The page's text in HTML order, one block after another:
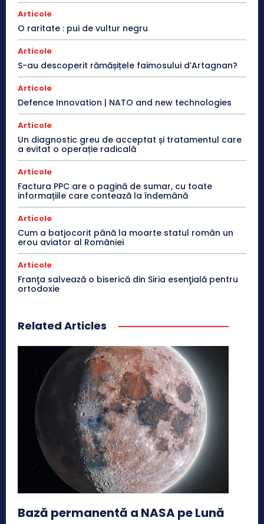
Articole
O raritate : pui de vultur negru
Articole
S-au descoperit rămășițele faimosului d’Artagnan?
Articole
Defence Innovation | NATO and new technologies
Articole
Un diagnostic greu de acceptat și tratamentul care
a evitat o operație radicală
Articole
Factura PPC are o pagină de sumar, cu toate
informațiile care contează la îndemână
Articole
Cum a batjocorit până la moarte statul român un
erou aviator al României
Articole
Franţa salvează o biserică din Siria esenţială pentru
ortodoxie
Related Articles
Bază permanentă a NASA pe Lună